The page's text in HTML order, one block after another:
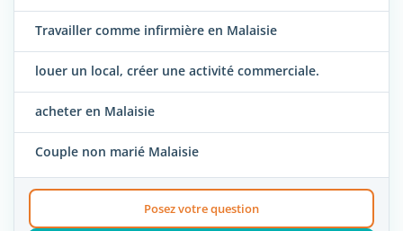
Travailler comme infirmière en Malaisie
louer un local, créer une activité commerciale.
acheter en Malaisie
Couple non marié Malaisie
Posez votre question